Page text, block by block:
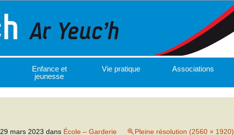
Enfance et
jeunesse
Vie pratique Associations
29 mars 2023 dans École – Garderie Pleine résolution (2560 × 1920)